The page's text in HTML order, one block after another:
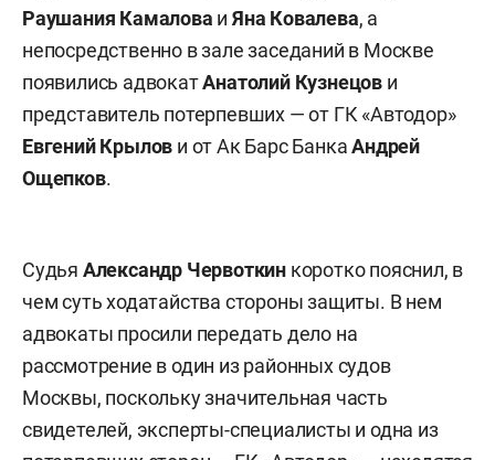
Раушания Камалова иЯна Ковалева, а
непосредственно в зале заседаний в Москве
появились адвокатАнатолий Кузнецов и
представитель потерпевших — от ГК «Автодор»
Евгений Крылов и от Ак Барс БанкаАндрей
Ощепков.
Судья Александр Червоткин коротко пояснил, в
чем суть ходатайства стороны защиты. В нем
адвокаты просили передать дело на
рассмотрение в один из районных судов
Москвы, поскольку значительная часть
свидетелей, эксперты-специалисты и одна из